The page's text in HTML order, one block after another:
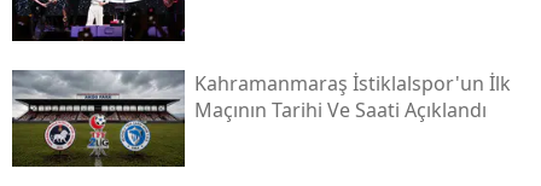
Kahramanmaraş İstiklalspor'un İlk
Maçının Tarihi Ve Saati Açıklandı